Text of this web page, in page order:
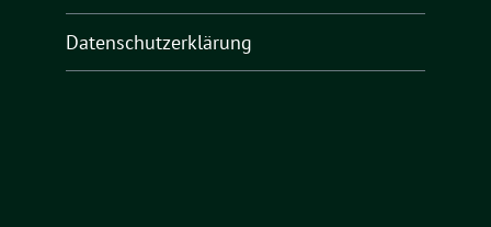
Datenschutzerklärung